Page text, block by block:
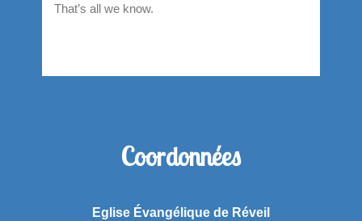
Coordonnées
Eglise Évangélique de Réveil